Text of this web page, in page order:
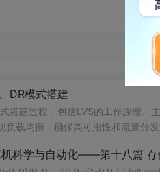
DR模式搭建
搭建过程，包括LVS的工作原理
载均衡，确保高可用性和流量分发